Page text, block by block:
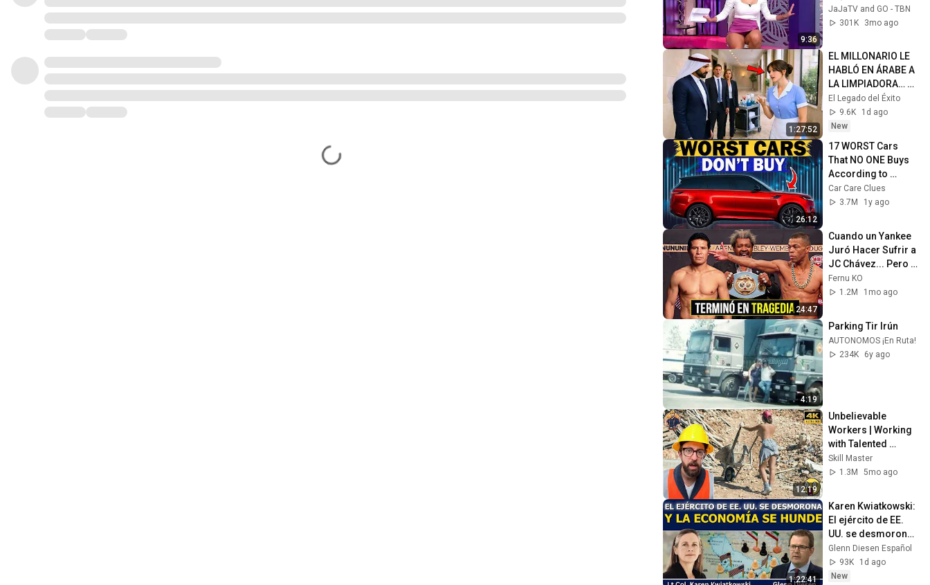
9:36
Cámaras #06 |
Arrepentimiento
JaJaTV and GO - TBN
301K
3mo ago
1:27:52
EL MILLONARIO LE
HABLÓ EN ÁRABE A
LA LIMPIADORA… Y
SU RESPUESTA
DEJÓ A TODOS
El Legado del Éxito
9.6K
1d ago
New
26:12
17 WORST Cars
That NO ONE Buys
According to
Consumer Reports
Car Care Clues
3.7M
1y ago
24:47
Cuando un Yankee
Juró Hacer Sufrir a
JC Chávez... Pero
le Dió la Paliza del
Año!
Fernu KO
1.2M
1mo ago
4:19
Parking Tir Irún
AUTONOMOS ¡En Ruta!
234K
6y ago
12:19
Unbelievable
Workers | Working
with Talented
Engineers. EP17
#construction
Skill Master
1.3M
5mo ago
1:22:41
Karen Kwiatkowski:
El ejército de EE.
UU. se desmorona
y la economía se
hunde
Glenn Diesen Español
93K
1d ago
New